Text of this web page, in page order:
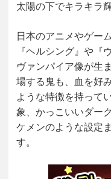
太陽の下でキラキラ
日本のアニメやゲー
『ヘルシング』や『
ヴァンパイア像が生
場する鬼も、血を好
ような特徴を持って
象、かっこいいダー
ケメンのような設定
す。